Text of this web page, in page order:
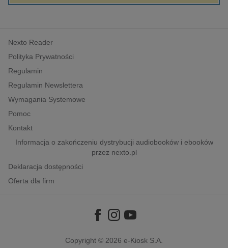
komputery, internet, technologie, informatyka
polityka, społeczno-informacyjne
psychologiczne
inne
popularno-naukowe
historia
Nexto Reader
Polityka Prywatności
Regulamin
Regulamin Newslettera
Wymagania Systemowe
Pomoc
Kontakt
Informacja o zakończeniu dystrybucji audiobooków i ebooków
przez nexto.pl
Deklaracja dostępności
Oferta dla firm
Copyright © 2026 e-Kiosk S.A.